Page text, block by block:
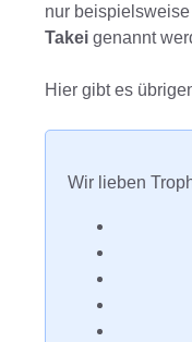
nur beispielsweise
Takei genannt
Hier gibt es
Wir lieben